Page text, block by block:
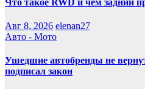
Авг 8, 2026 elenan27
Авто - Мото
Ушедшие автобренды не
подписал закон